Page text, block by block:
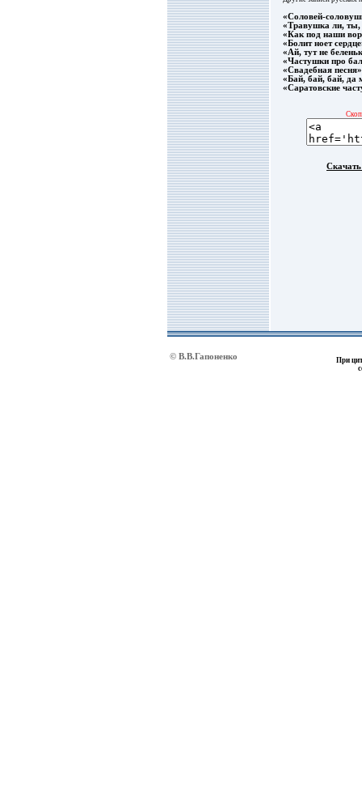
«Соловей-
«Травушка ли,
«Как под наши
«Болит ноет
«Ай, тут не
«Частушки про
«Свадебная песня»
«Бай, бай, бай, да
«Саратовские
© В.В.Гапоненко
При